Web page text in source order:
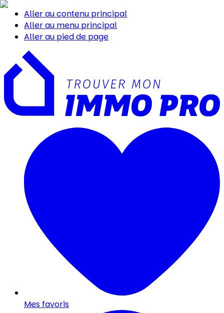
Aller au contenu principal
Aller au menu principal
Aller au pied de page
Mes favoris